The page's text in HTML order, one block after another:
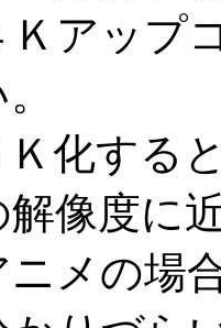
Ｋアップ
Ｋ化する
像度に
メの場